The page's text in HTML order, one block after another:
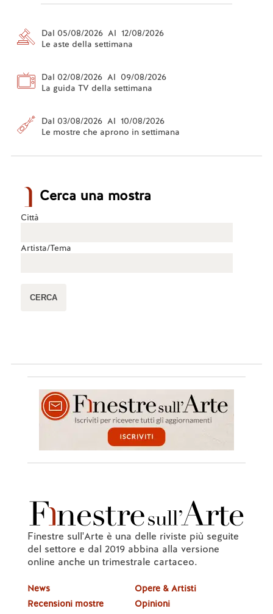
Dal 05/08/2026 Al 12/08/2026
Le aste della settimana
Dal 02/08/2026 Al 09/08/2026
La guida TV della settimana
Dal 03/08/2026 Al 10/08/2026
Le mostre che aprono in settimana
Cerca una mostra
Città
Artista/Tema
Finestre sull'Arte è una delle riviste più seguite
del settore e dal 2019 abbina alla versione
online anche un trimestrale cartaceo.
News
Recensioni mostre
Opere & Artisti
Opinioni